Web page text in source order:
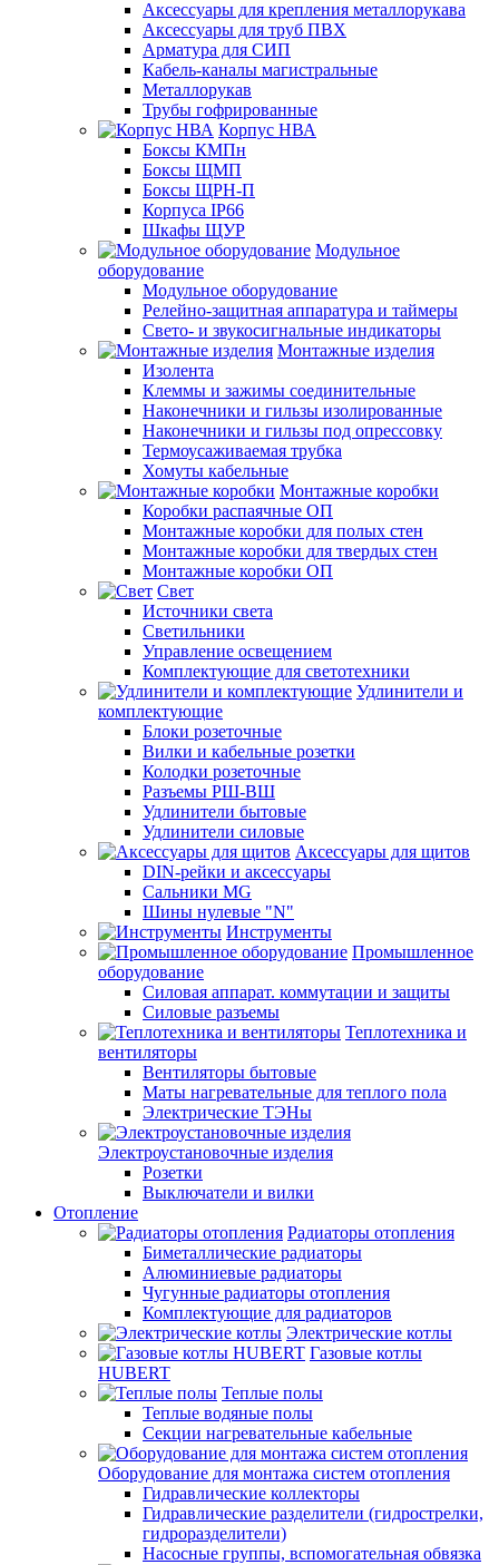
Аксессуары для крепления металлорукава
Аксессуары для труб ПВХ
Арматура для СИП
Кабель-каналы магистральные
Металлорукав
Трубы гофрированные
Корпус НВА
Боксы КМПн
Боксы ЩМП
Боксы ЩРН-П
Корпуса IP66
Шкафы ЩУР
Модульное
оборудование
Модульное оборудование
Релейно-защитная аппаратура и таймеры
Свето- и звукосигнальные индикаторы
Монтажные изделия
Изолента
Клеммы и зажимы соединительные
Наконечники и гильзы изолированные
Наконечники и гильзы под опрессовку
Термоусаживаемая трубка
Хомуты кабельные
Монтажные коробки
Коробки распаячные ОП
Монтажные коробки для полых стен
Монтажные коробки для твердых стен
Монтажные коробки ОП
Свет
Источники света
Светильники
Управление освещением
Комплектующие для светотехники
Удлинители и
комплектующие
Блоки розеточные
Вилки и кабельные розетки
Колодки розеточные
Разъемы РШ-ВШ
Удлинители бытовые
Удлинители силовые
Аксессуары для щитов
DIN-рейки и аксессуары
Сальники MG
Шины нулевые "N"
Инструменты
Промышленное
оборудование
Силовая аппарат. коммутации и защиты
Силовые разъемы
Теплотехника и
вентиляторы
Вентиляторы бытовые
Маты нагревательные для теплого пола
Электрические ТЭНы
Электроустановочные изделия
Розетки
Выключатели и вилки
Отопление
Радиаторы отопления
Биметаллические радиаторы
Алюминиевые радиаторы
Чугунные радиаторы отопления
Комплектующие для радиаторов
Электрические котлы
Газовые котлы
HUBERT
Теплые полы
Теплые водяные полы
Секции нагревательные кабельные
Оборудование для монтажа систем отопления
Гидравлические коллекторы
Гидравлические разделители (гидрострелки,
гидроразделители)
Насосные группы, вспомогательная обвязка